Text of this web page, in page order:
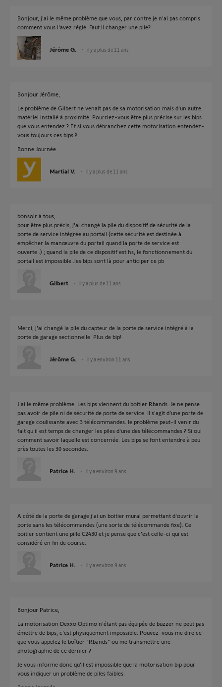
Bonjour, j'ai le même problème que vous, par contre je n'ai pas compris
comment vous l'avez réglé. Faut il changer une pile?
Jérôme G. il y a plus de 11 ans
Bonjour Jérôme,
Le problème de Gilbert ne venait pas de sa motorisation mais d'un autre
matériel installé à proximité. Pourriez-vous être plus précise sur les bips
que vous entendez ? Et si vous débranchez cette motorisation entendez-
vous toujours ces bips ?
Bonne Journée
Martial V. il y a plus de 11 ans
bonsoir à tous,
pour être plus précis, j'ai changé la pile du dispositif de sécurité de la
porte de service intégrée au portail (cette sécurité est destinée à
empêcher la manœuvre du portail quand la porte de service est
ouverte..) ; quand la pile de ce dispositif est hs, le fonctionnement du
portail est impossible..les bips sont là pour anticiper ce pb
Gilbert il y a plus de 11 ans
Merci, j'ai changé la pile du capteur de la porte de service intégré à la
porte de garage sectionnelle. Plus de bip!
Jérôme G. il y a environ 11 ans
J'ai le même problème. Les bips viennent du boitier Rbands. Je ne pense
pas avoir de pile ni de sécurité de porte de service. Il s'agit d'une porte de
garage coulissante avec 3 télécommandes. le problème peut-il venir du
fait qu'il est temps de changer les piles d'une des télécommandes ? Si oui
comment savoir laquelle est concernée. Les bips se font entendre à peu
près toutes les 30 secondes.
Patrice H. il y a environ 9 ans
A côté de la porte de garage j'ai un boitier mural permettant d'ouvrir la
porte sans les télécommandes (une sorte de télécommande fixe). Ce
boitier contient une pille C2430 et je pense que c'est celle-ci qui est
considéré en fin de course.
Patrice H. il y a environ 9 ans
Bonjour Patrice,
La motorisation Dexxo Optimo n'étant pas équipée de buzzer ne peut pas
émettre de bips, c'est physiquement impossible. Pouvez-vous me dire ce
que vous appelez le boîtier "Rbands" ou me transmettre une
photographie de ce dernier ?
Je vous informe donc qu'il est impossible que la motorisation bip pour
vous indiquer un problème de piles faibles.